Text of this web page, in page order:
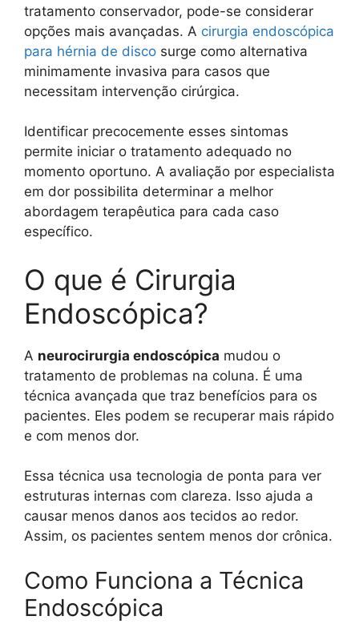
tratamento conservador, pode-se considerar
opções mais avançadas. A cirurgia endoscópica
para hérnia de disco surge como alternativa
minimamente invasiva para casos que
necessitam intervenção cirúrgica.
Identificar precocemente esses sintomas
permite iniciar o tratamento adequado no
momento oportuno. A avaliação por especialista
em dor possibilita determinar a melhor
abordagem terapêutica para cada caso
específico.
O que é Cirurgia
Endoscópica?
A neurocirurgia endoscópica mudou o
tratamento de problemas na coluna. É uma
técnica avançada que traz benefícios para os
pacientes. Eles podem se recuperar mais rápido
e com menos dor.
Essa técnica usa tecnologia de ponta para ver
estruturas internas com clareza. Isso ajuda a
causar menos danos aos tecidos ao redor.
Assim, os pacientes sentem menos dor crônica.
Como Funciona a Técnica
Endoscópica